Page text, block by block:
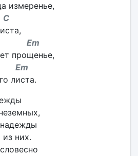
измеренье,
прощенье,
листа.
них.